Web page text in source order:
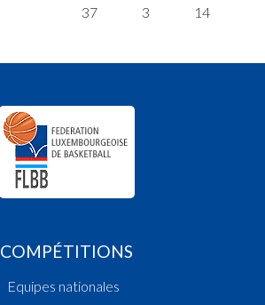
37 3 14
COMPÉTITIONS
Equipes nationales